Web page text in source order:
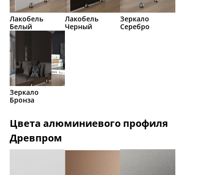
Лакобель
Белый
Лакобель
Черный
Зеркало
Серебро
Зеркало
Бронза
Цвета алюминиевого профиля
Древпром